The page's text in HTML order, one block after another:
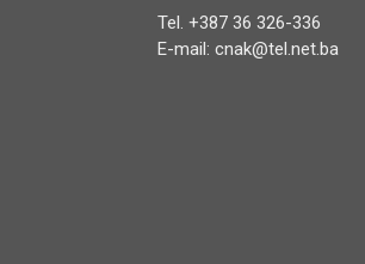
Tel. +387 36 326-336
E-mail: cnak@tel.net.ba